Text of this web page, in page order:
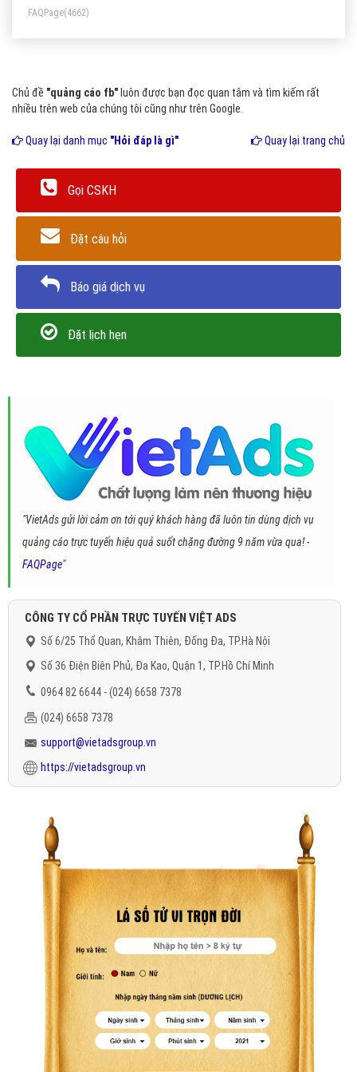
FAQPage(4662)
Chủ đề "quảng cáo fb" luôn được bạn đọc quan tâm và tìm kiếm rất
nhiều trên web của chúng tôi cũng như trên Google.
Quay lại danh mục "Hỏi đáp là gì" Quay lại trang chủ
Gọi CSKH
Đặt câu hỏi
Báo giá dịch vụ
Đặt lịch hẹn
"VietAds gửi lời cảm ơn tới quý khách hàng đã luôn tin dùng dịch vụ
quảng cáo trực tuyến hiệu quả suốt chặng đường 9 năm vừa qua! -
FAQPage"
CÔNG TY CỔ PHẦN TRỰC TUYẾN VIỆT ADS
Số 6/25 Thổ Quan, Khâm Thiên, Đống Đa, TP.Hà Nội
Số 36 Điện Biên Phủ, Đa Kao, Quận 1, TP.Hồ Chí Minh
0964 82 6644 - (024) 6658 7378
(024) 6658 7378
support@vietadsgroup.vn
https://vietadsgroup.vn